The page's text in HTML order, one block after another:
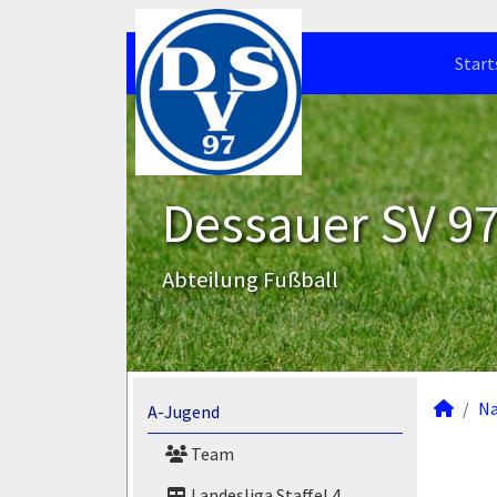
Dessauer SV
Abteilung Fußball
A-Jugend
Team